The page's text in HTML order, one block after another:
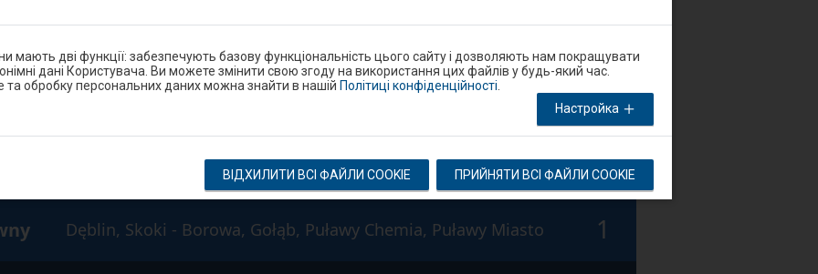
Dęblin, Skoki - Borowa, Puławy Miasto, Lublin Główny, Rejowiec
1
Leopoldów, Grabów Szlachecki, Łuków, Międzyrzec Podlaski,
2
Dęblin, Skoki - Borowa, Gołąb, Puławy Chemia, Puławy Miasto
1
мають дві функції: забезпечують базову функціональність цього сайту і дозволяють нам покращувати
дані Користувача. Ви можете змінити свою згоду на використання цих файлів у будь-який час.
обробку персональних даних можна знайти в нашій Політиці конфіденційності
Настройка
ВІДХИЛИТИ ВСІ ФАЙЛИ COOKIE ПРИЙНЯТИ ВСІ ФАЙЛИ COOKIE